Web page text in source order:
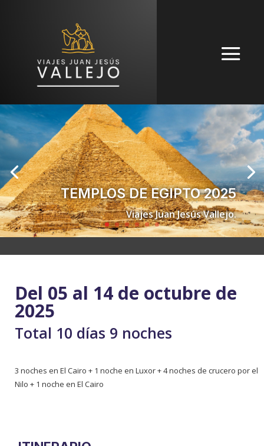
TEMPLOS DE EGIPTO 2025
Viajes Juan Jesús Vallejo.
Del 05 al 14 de octubre de
2025
Total 10 días 9 noches
3 noches en El Cairo + 1 noche en Luxor + 4 noches de crucero por el
Nilo + 1 noche en El Cairo